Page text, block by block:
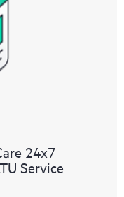
maintenir votre
Care aux niveaux de
une
par HPE Proactive
de configuration.
rapports d’incidents
24x7
Service